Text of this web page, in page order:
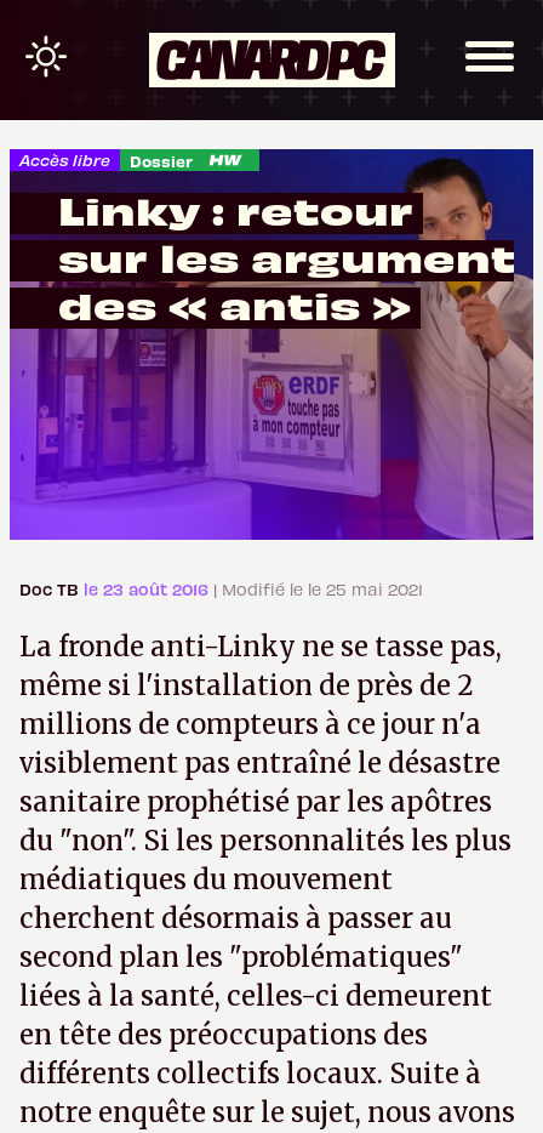
Accès libre Dossier
Linky : retour
sur les
des « antis »
Doc TB le 23 août 2016 | Modifié le le 25 mai 2021
La fronde anti-Linky ne se tasse pas,
même si l'installation de près de 2
millions de compteurs à ce jour n'a
visiblement pas entraîné le désastre
sanitaire prophétisé par les apôtres
du "non". Si les personnalités les plus
médiatiques du mouvement
cherchent désormais à passer au
second plan les "problématiques"
liées à la santé, celles-ci demeurent
en tête des préoccupations des
différents collectifs locaux. Suite à
notre enquête sur le sujet, nous avons